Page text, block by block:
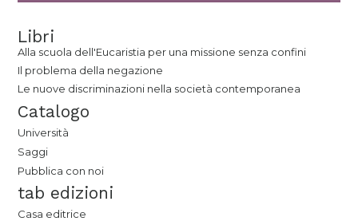
Libri
Alla scuola dell'Eucaristia per una missione senza confini
Il problema della negazione
Le nuove discriminazioni nella società contemporanea
Catalogo
Università
Saggi
Pubblica con noi
tab edizioni
Casa editrice